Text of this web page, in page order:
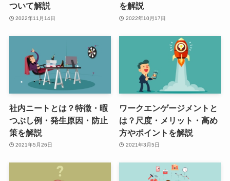
ついて解説
2022年11月14日
を解説
2022年10月17日
社内ニートとは？特徴・暇
つぶし例・発生原因・防止
策を解説
2021年5月26日
ワークエンゲージメントと
は？尺度・メリット・高め
方やポイントを解説
2021年3月5日